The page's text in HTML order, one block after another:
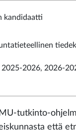
kandidaatti
2026, 2026-
tutkinto-
että